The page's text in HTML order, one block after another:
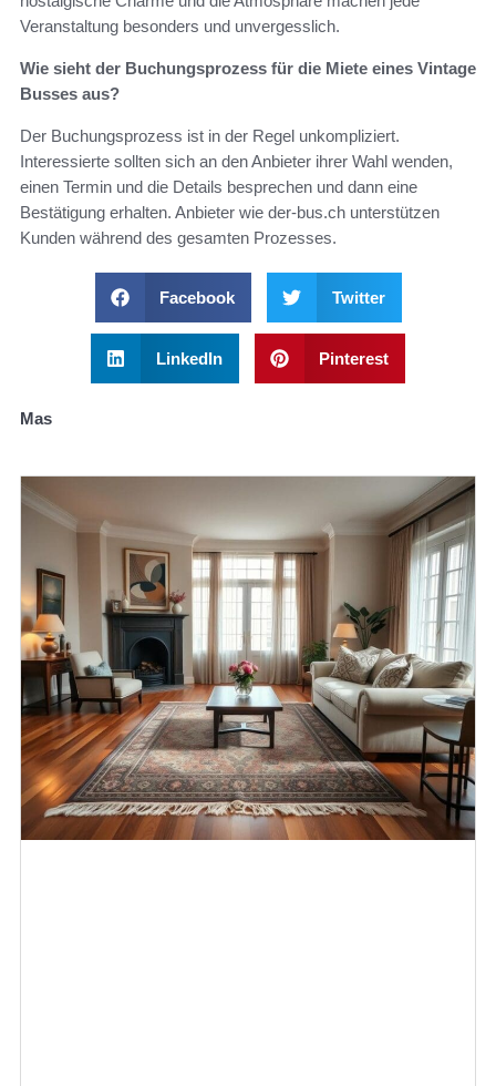
Veranstaltung besonders und unvergesslich.
Wie sieht der Buchungsprozess für die Miete eines Vintage
Busses aus?
Der Buchungsprozess ist in der Regel unkompliziert.
Interessierte sollten sich an den Anbieter ihrer Wahl wenden,
einen Termin und die Details besprechen und dann eine
Bestätigung erhalten. Anbieter wie der-bus.ch unterstützen
Kunden während des gesamten Prozesses.
Facebook Twitter
LinkedIn Pinterest
Mas